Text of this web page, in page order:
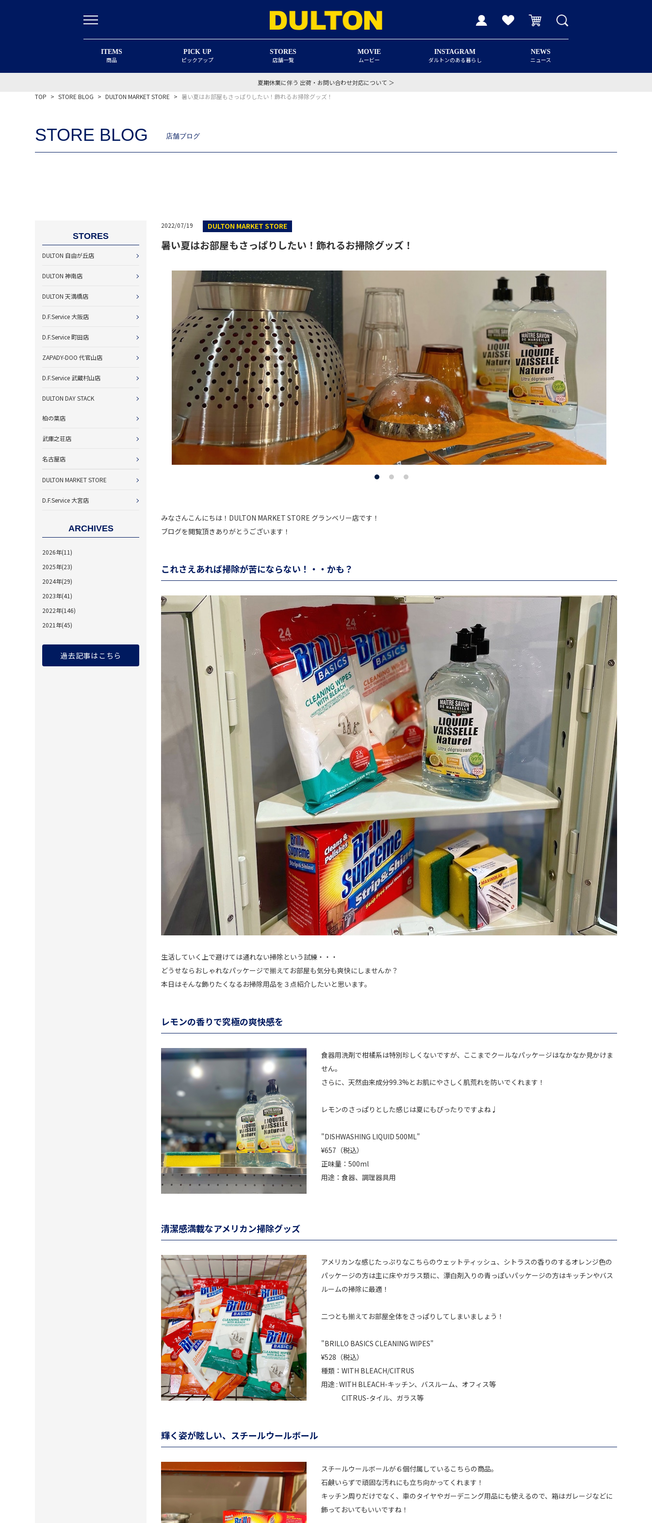
ITEMS
商品
PICK UP
ピックアップ
STORES
店舗一覧
MOVIE
ムービー
INSTAGRAM
ダルトンのある暮らし
NEWS
ニュース
夏期休業に伴う 出荷・お問い合わせ対応について ＞
TOP > STORE BLOG > DULTON MARKET STORE > 暑い夏はお部屋もさっぱりしたい！飾れるお掃除グッズ！
STORE BLOG 店舗ブログ
STORES
DULTON 自由が丘店
DULTON 神南店
DULTON 天満橋店
D.F.Service 大阪店
D.F.Service 町田店
ZAPADY-DOO 代官山店
D.F.Service 武蔵村山店
DULTON DAY STACK
柏の葉店
武庫之荘店
名古屋店
DULTON MARKET STORE
D.F.Service 大宮店
ARCHIVES
2026年(11)
2025年(23)
2024年(29)
2023年(41)
2022年(146)
2021年(45)
過去記事はこちら
2022/07/19 DULTON MARKET STORE
暑い夏はお部屋もさっぱりしたい！飾れるお掃除グッズ！
みなさんこんにちは！DULTON MARKET STORE グランベリー店です！
ブログを閲覧頂きありがとうございます！
これさえあれば掃除が苦にならない！・・かも？
生活していく上で避けては通れない掃除という試練・・・
どうせならおしゃれなパッケージで揃えてお部屋も気分も爽快にしませんか？
本日はそんな飾りたくなるお掃除用品を３点紹介したいと思います。
レモンの香りで究極の爽快感を
食器用洗剤で柑橘系は特別珍しくないですが、ここまでクールなパッケージはなかなか見かけま
せん。
さらに、天然由来成分99.3%とお肌にやさしく肌荒れを防いでくれます！
レモンのさっぱりとした感じは夏にもぴったりですよね♩
"DISHWASHING LIQUID 500ML"
¥657（税込）
正味量：500ml
用途：食器、調理器具用
清潔感満載なアメリカン掃除グッズ
アメリカンな感じたっぷりなこちらのウェットティッシュ、シトラスの香りのするオレンジ色の
パッケージの方は主に床やガラス類に、漂白剤入りの青っぽいパッケージの方はキッチンやバス
ルームの掃除に最適！
二つとも揃えてお部屋全体をさっぱりしてしまいましょう！
"BRILLO BASICS CLEANING WIPES"
¥528（税込）
種類：WITH BLEACH/CITRUS
用途 : WITH BLEACH-キッチン、バスルーム、オフィス等
CITRUS-タイル、ガラス等
輝く姿が眩しい、スチールウールボール
スチールウールボールが６個付属しているこちらの商品。
石鹸いらずで頑固な汚れにも立ち向かってくれます！
キッチン周りだけでなく、車のタイヤやガーデニング用品にも使えるので、箱はガレージなどに
飾っておいてもいいですね！